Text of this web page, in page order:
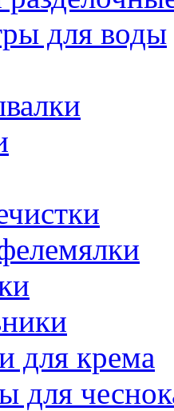
для воды
для крема
для